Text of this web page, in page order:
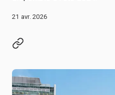
21 avr. 2026